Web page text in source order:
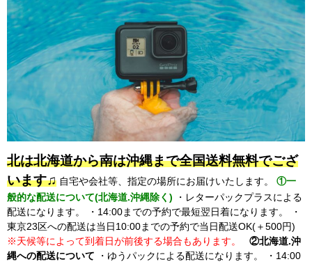
北は北海道から南は沖縄まで全国送料無料でござ
います♫ 自宅や会社等、指定の場所にお届けいたします。 ①一
般的な配送について(北海道.沖縄除く) ・レターパックプラスによる
配送になります。 ・14:00までの予約で最短翌日着になります。 ・
東京23区への配送は当日10:00までの予約で当日配送OK(＋500円)
※天候等によって到着日が前後する場合もあります。
②北海道.沖
縄への配送について ・ゆうパックによる配送になります。 ・14:00